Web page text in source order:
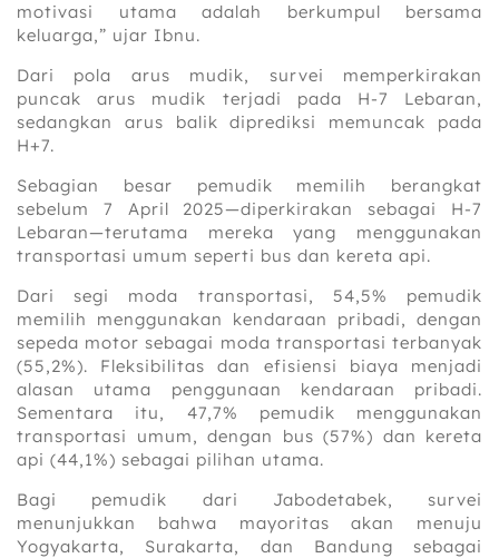
motivasi utama adalah berkumpul bersama
keluarga,” ujar Ibnu.
Dari pola arus mudik, survei memperkirakan
puncak arus mudik terjadi pada H-7 Lebaran,
sedangkan arus balik diprediksi memuncak pada
H+7.
Sebagian besar pemudik memilih berangkat
sebelum 7 April 2025—diperkirakan sebagai H-7
Lebaran—terutama mereka yang menggunakan
transportasi umum seperti bus dan kereta api.
Dari segi moda transportasi, 54,5% pemudik
memilih menggunakan kendaraan pribadi, dengan
sepeda motor sebagai moda transportasi terbanyak
(55,2%). Fleksibilitas dan efisiensi biaya menjadi
alasan utama penggunaan kendaraan pribadi.
Sementara itu, 47,7% pemudik menggunakan
transportasi umum, dengan bus (57%) dan kereta
api (44,1%) sebagai pilihan utama.
Bagi pemudik dari Jabodetabek, survei
menunjukkan bahwa mayoritas akan menuju
Yogyakarta, Surakarta, dan Bandung sebagai